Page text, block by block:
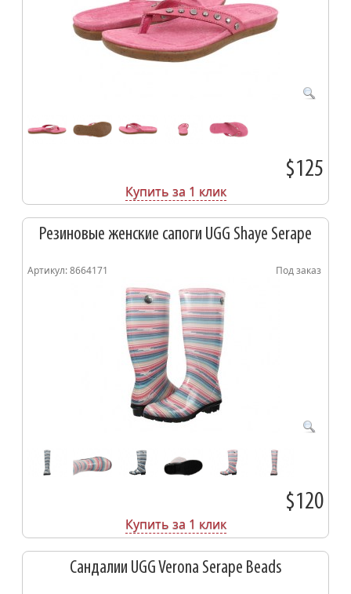
$125
Купить за 1 клик
Резиновые женские сапоги UGG Shaye Serape
Артикул: 8664171 Под заказ
$120
Купить за 1 клик
Сандалии UGG Verona Serape Beads